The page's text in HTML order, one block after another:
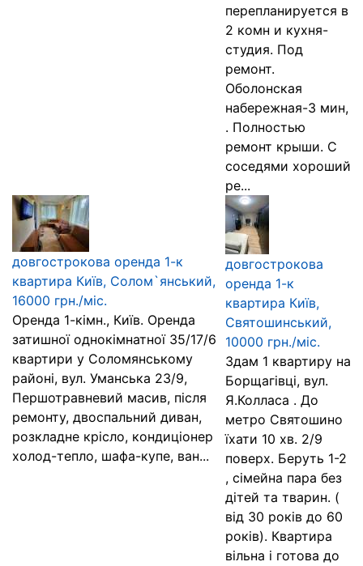
перепланируется в
2 комн и кухня-
студия. Под
ремонт.
Оболонская
набережная-3 мин,
. Полностью
ремонт крыши. С
соседями хороший
ре...
довгострокова оренда 1-к
квартира Київ, Солом`янський,
16000 грн./міс.
Оренда 1-кімн., Київ. Оренда
затишної однокімнатної 35/17/6
квартири у Соломянському
районі, вул. Уманська 23/9,
Першотравневий масив, після
ремонту, двоспальний диван,
розкладне крісло, кондиціонер
холод-тепло, шафа-купе, ван...
довгострокова
оренда 1-к
квартира Київ,
Святошинський,
10000 грн./міс.
Здам 1 квартиру на
Борщагівці, вул.
Я.Колласа . До
метро Святошино
їхати 10 хв. 2/9
поверх. Беруть 1-2
, сімейна пара без
дітей та тварин. (
від 30 років до 60
років). Квартира
вільна і готова до